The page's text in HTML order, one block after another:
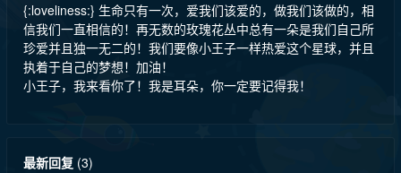
{:loveliness:} 生命只有一次，爱我们该爱的，做我们该做的，相
信我们一直相信的！再无数的玫瑰花丛中总有一朵是我们自己所
珍爱并且独一无二的！我们要像小王子一样热爱这个星球，并且
执着于自己的梦想！加油！
小王子，我来看你了！我是耳朵，你一定要记得我！
最新回复(3)